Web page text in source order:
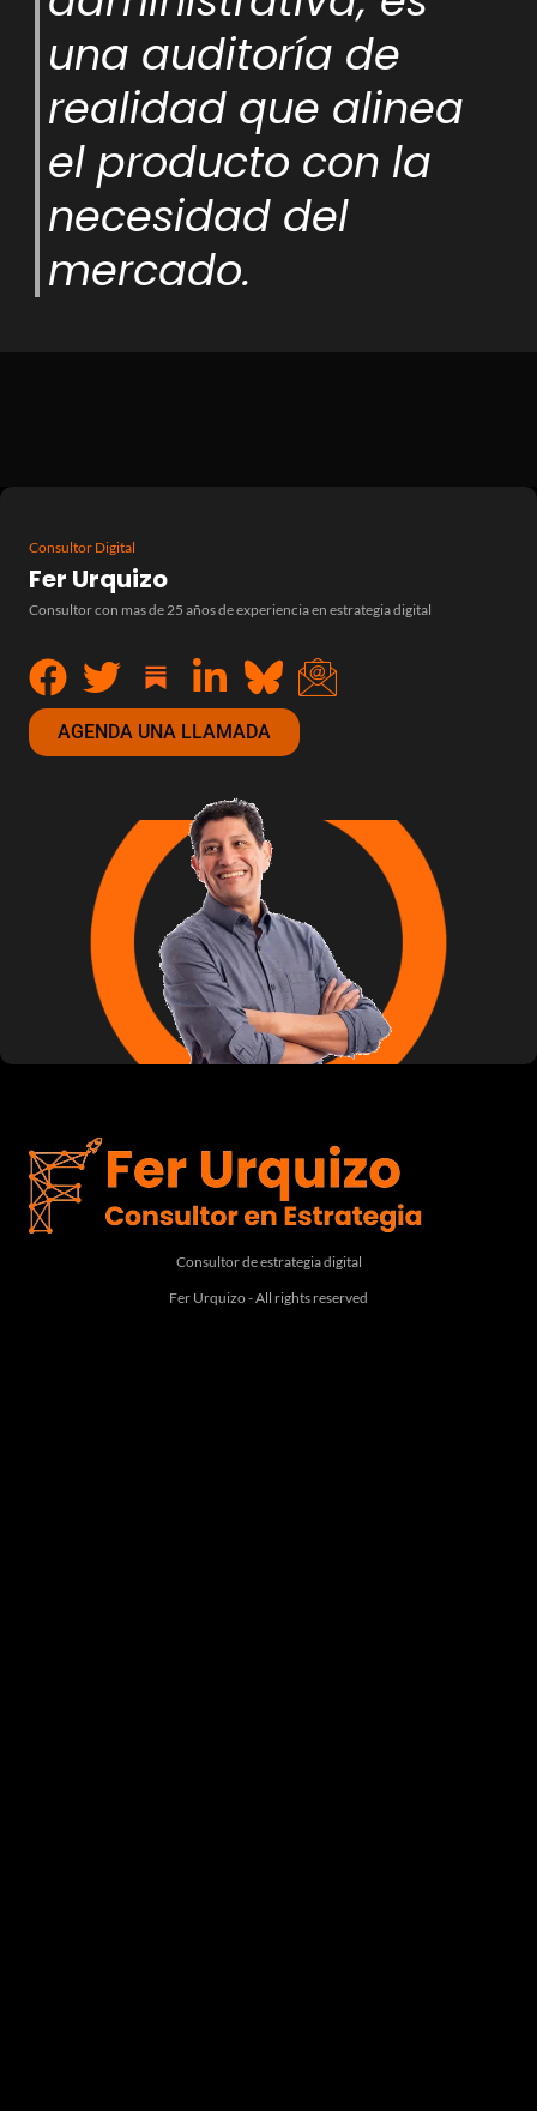
una auditoría de
realidad que alinea
el producto con la
necesidad del
mercado.
Consultor Digital
Fer Urquizo
Consultor con mas de 25 años de experiencia en estrategia digital
AGENDA UNA LLAMADA
Consultor de estrategia digital
Fer Urquizo - All rights reserved